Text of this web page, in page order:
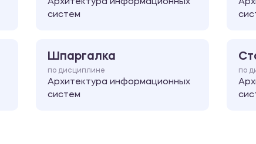
Архитектура информационных
систем
Шпаргалка
по дисциплине
Архитектура информационных
систем
по